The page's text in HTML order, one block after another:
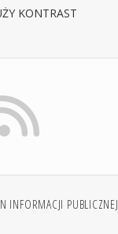
KONTRAST
INFORMACJI PUBLICZNEJ